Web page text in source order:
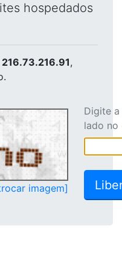
hospedados
216.73.216.91,
imagem]
Digite
lado no